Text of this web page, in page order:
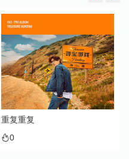
重复重复
0